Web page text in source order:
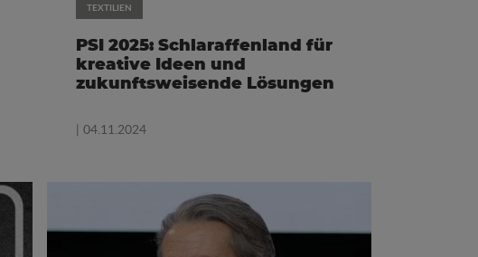
TEXTILIEN
PSI 2025: Schlaraffenland für
kreative Ideen und
zukunftsweisende Lösungen
| 04.11.2024